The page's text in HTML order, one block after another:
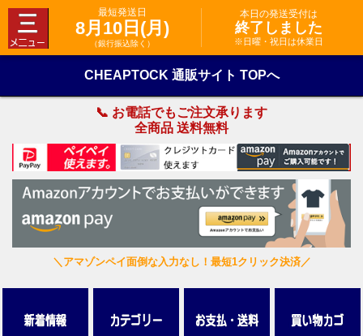
最短発送日
8月10日(月)
（銀行振込除く）
本日の発送受付は
終了しました
※日曜・祝日は休業日
CHEAPTOCK 通販サイト TOPへ
📞 お電話でもご注文承ります
全商品 送料無料
＼アマゾンペイ面倒な入力なし！最短1クリック決済／